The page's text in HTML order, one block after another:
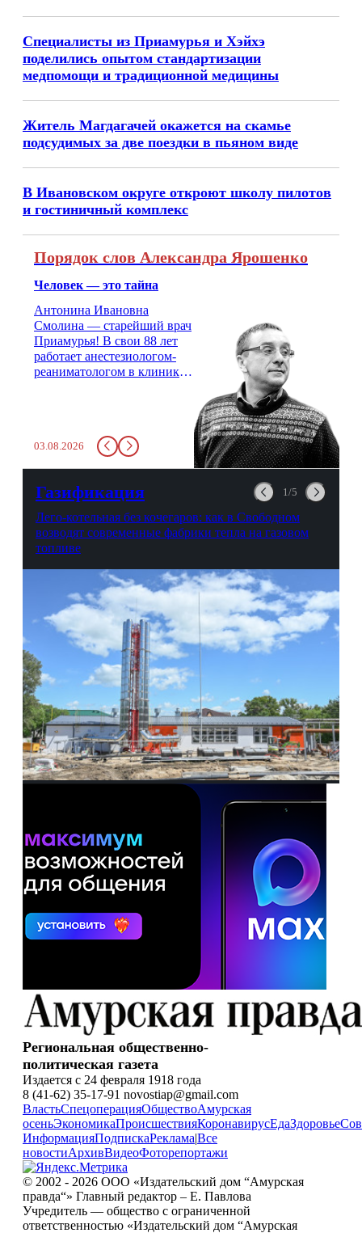
Специалисты из Приамурья и Хэйхэ
поделились опытом стандартизации
медпомощи и традиционной медицины
Житель Магдагачей окажется на скамье
подсудимых за две поездки в пьяном виде
В Ивановском округе откроют школу пилотов
и гостиничный комплекс
Порядок слов Александра Ярошенко
Человек — это тайна
Антонина Ивановна
Смолина — старейший врач
Приамурья! В свои 88 лет
работает анестезиологом-
реаниматологом в клинике
стажем о жизни, смерти
душе и духе. Откровенно о
03.08.2026
Газификация 1/5
Лего-котельная без кочегаров: как в Свободном
возводят современные фабрики тепла на газовом
топливе
Региональная общественно-
политическая газета
Издается с 24 февраля 1918 года
8 (41-62) 35-17-91 novostiap@gmail.com
ВластьСпецоперацияОбществоАмурская
осеньЭкономикаПроисшествияКоронавирусЕдаЗдоровье
ИнформацияПодпискаРеклама|Все
новостиАрхивВидеоФоторепортажи
© 2002 - 2026 ООО «Издательский дом “Амурская
правда“» Главный редактор – Е. Павлова
Учредитель — общество с ограниченной
ответственностью «Издательский дом “Амурская